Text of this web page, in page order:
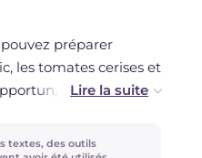
un jour. Le
au réfrigérateur
un récipient fermé, en
filet d'huile sur la
préparer
les tomates cerises et
il vous suffira
sandwich.
textes, des outils